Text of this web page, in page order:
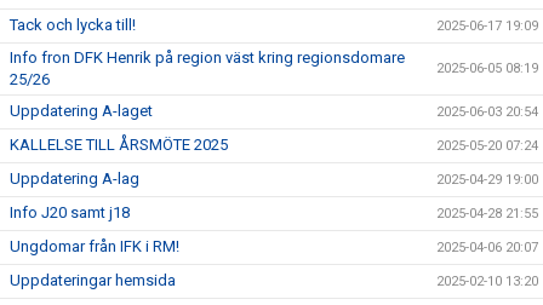
Tack och lycka till! 2025-06-17 19:09
Info fron DFK Henrik på region väst kring regionsdomare
25/26
2025-06-05 08:19
Uppdatering A-laget 2025-06-03 20:54
KALLELSE TILL ÅRSMÖTE 2025 2025-05-20 07:24
Uppdatering A-lag 2025-04-29 19:00
Info J20 samt j18 2025-04-28 21:55
Ungdomar från IFK i RM! 2025-04-06 20:07
Uppdateringar hemsida 2025-02-10 13:20